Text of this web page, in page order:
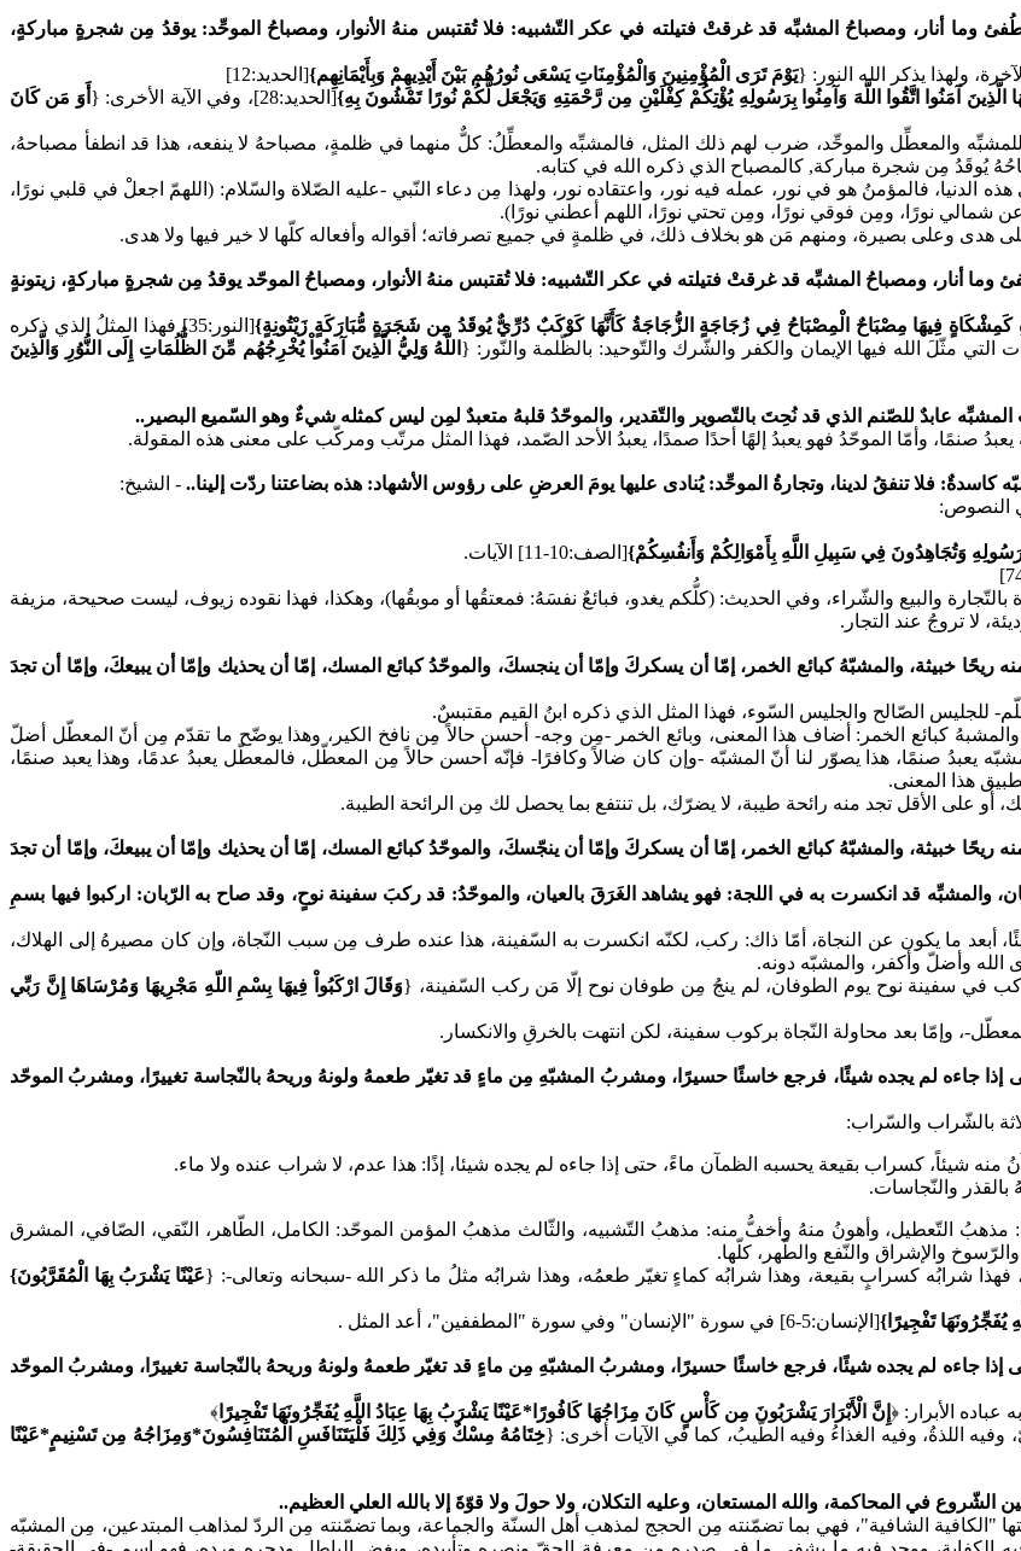
أنار، ومصباحُ المشبِّه قد غرقتْ فتيلته في عكر التّشبيه: فلا تُقتبس منهُ الأنوار، ومصباحُ الموحِّد: يوقدُ مِن شجرةٍ مباركةٍ،
ولهذا يذكر الله النور: {يَوْمَ تَرَى الْمُؤْمِنِينَ وَالْمُؤْمِنَاتِ يَسْعَى نُورُهُم بَيْنَ أَيْدِيهِمْ وَبِأَيْمَانِهِم}[الحديد:12]
الَّذِينَ آمَنُوا اتَّقُوا اللَّهَ وَآمِنُوا بِرَسُولِهِ يُؤْتِكُمْ كِفْلَيْنِ مِن رَّحْمَتِهِ وَيَجْعَل لَّكُمْ نُورًا تَمْشُونَ بِهِ}[الحديد:28]، وفي الآية الأخرى: { أَوَ مَن كَانَ
والمعطِّل والموحِّد، ضرب لهم ذلك المثل، فالمشبِّه والمعطِّلُ: كلٌّ منهما في ظلمةٍ، مصباحهُ لا ينفعه، هذا قد انطفأ مصباحهُ،
يُوقَدُ مِن شجرة مباركة, كالمصباح الذي ذكره الله في كتابه.
الدنيا، فالمؤمنُ هو في نور، عمله فيه نور، واعتقاده نور، ولهذا مِن دعاء النّبي -عليه الصّلاة والسّلام: (اللهمّ اجعلْ في قلبي نورًا،
نورًا، ومِن فوقي نورًا، ومِن تحتي نورًا، اللهم أعطني نورًا).
وعلى بصيرة، ومنهم مَن هو بخلاف ذلك، في ظلمةٍ في جميع تصرفاته؛ أقواله وأفعاله كلّها لا خير فيها ولا هدى.
أنار، ومصباحُ المشبِّه قد غرقتْ فتيلته في عكر التّشبيه: فلا تُقتبس منهُ الأنوار، ومصباحُ الموحّد يوقدُ مِن شجرةٍ مباركةٍ، زيتونةٍ
كَمِشْكَاةٍ فِيهَا مِصْبَاحٌ الْمِصْبَاحُ فِي زُجَاجَةٍ الزُّجَاجَةُ كَأَنَّهَا كَوْكَبٌ دُرِّيٌّ يُوقَدُ مِن شَجَرَةٍ مُّبَارَكَةٍ زَيْتُونِةٍ}
[النور:35] فهذا المثلُ الذي ذكره
مثّلَ الله فيها الإيمان والكفر والشّرك والتّوحيد: بالظّلمة والنّور: { اللّهُ وَلِيُّ الَّذِينَ آمَنُواْ يُخْرِجُهُم مِّنَ الظُّلُمَاتِ إِلَى النُّوُرِ وَالَّذِينَ
عابدٌ للصّنم الذي قد نُحِتَ بالتّصوير والتّقدير، والموحّدُ قلبهُ متعبدٌ لمِن ليس كمثله شيءٌ وهو السّميع البصير..
وأمّا الموحّدُ فهو يعبدُ إلهًا أحدًا صمدًا، يعبدُ الأحد الصّمد، فهذا المثل مرتّب ومركّب على معنى هذه المقولة.
كاسدةٌ: فلا تنفقُ لدينا، وتجارةُ الموحِّد: يُنادى عليها يومَ العرضِ على رؤوس الأشهاد: هذه بضاعتنا ردّت إلينا.. - الشيخ:
النصوص:
وَتُجَاهِدُونَ فِي سَبِيلِ اللَّهِ بِأَمْوَالِكُمْ وَأَنفُسِكُمْ}[الصف:10-11] الآيات.
والبيع والشّراء، وفي الحديث: (كلُّكم يغدو، فبائعٌ نفسَهُ: فمعتقُها أو موبقُها)، وهكذا، فهذا نقوده زيوف، ليست صحيحة، مزيفة
لا تروجُ عند التجار.
ريحًا خبيثة، والمشبّهُ كبائع الخمر، إمّا أن يسكركَ وإمّا أن ينجسكَ، والموحّدُ كبائع المسك، إمّا أن يحذيك وإمّا أن يبيعكَ، وإمّا أن تجدَ
للجليس الصّالح والجليس السّوء، فهذا المثل الذي ذكره ابنُ القيم مقتبسٌ.
والمشبهُ كبائع الخمر: أضاف هذا المعنى، وبائع الخمر -مِن وجه- أحسن حالاً مِن نافخ الكير، وهذا يوضّح ما تقدّم مِن أنّ المعطّل أضلّ
يعبدُ صنمًا، هذا يصوّر لنا أنّ المشبّه -وإن كان ضالاً وكافرًا- فإنّه أحسن حالاً مِن المعطّل، فالمعطّل يعبدُ عدمًا، وهذا يعبد صنمًا،
هذا المعنى.
أو على الأقل تجد منه رائحة طيبة، لا يضرّك، بل تنتفع بما يحصل لك مِن الرائحة الطيبة.
ريحًا خبيثة، والمشبّهُ كبائع الخمر، إمّا أن يسكركَ وإمّا أن ينجّسكَ، والموحّدُ كبائع المسك، إمّا أن يحذيك وإمّا أن يبيعكَ، وإمّا أن تجدَ
والمشبِّه قد انكسرت به في اللجة: فهو يشاهد الغَرَقَ بالعيان، والموحّدُ: قد ركبَ سفينة نوحٍ، وقد صاح به الرّبان: اركبوا فيها بسمِ
أبعد ما يكون عن النجاة، أمّا ذاك: ركب، لكنّه انكسرت به السّفينة، هذا عنده طرف مِن سبب النّجاة، وإن كان مصيرهُ إلى الهلاك،
وأضلّ وأكفر، والمشبّه دونه.
في سفينة نوح يوم الطوفان، لم ينجُ مِن طوفان نوح إلّا مَن ركب السّفينة، {وَقَالَ ارْكَبُواْ فِيهَا بِسْمِ اللّهِ مَجْرِيهَا وَمُرْسَاهَا إِنَّ رَبِّي
، وإمّا بعد محاولة النّجاة بركوب سفينة، لكن انتهت بالخرقِ والانكسار.
جاءه لم يجده شيئًا، فرجع خاسئًا حسيرًا، ومشربُ المشبّهِ مِن ماءٍ قد تغيّر طعمهُ ولونهُ وريحهُ بالنّجاسة تغييرًا، ومشربُ الموحّد
بالشّراب والسّراب:
شيئاً، كسراب بقيعة يحسبه الظمآن ماءً، حتى إذا جاءه لم يجده شيئا، إذًا: هذا عدم، لا شراب عنده ولا ماء.
بالقذر والنّجاسات.
مذهبُ التّعطيل، وأهونُ منهُ وأخفُّ منه: مذهبُ التّشبيه، والثّالث مذهبُ المؤمن الموحّد: الكامل، الطّاهر، النّقي، الصّافي، المشرق
والإشراق والنّفع والطّهر، كلّها.
فهذا شرابُه كسرابٍ بقيعة، وهذا شرابُه كماءٍ تغيّر طعمُه، وهذا شرابُه مثلُ ما ذكر الله -سبحانه وتعالى-: {عَيْنًا يَشْرَبُ بِهَا الْمُقَرَّبُونَ}
تَفْجِيرًا}[الإنسان:5-6] في سورة "الإنسان" وفي سورة "المطففين"، أعد المثل .
جاءه لم يجده شيئًا، فرجع خاسئًا حسيرًا، ومشربُ المشبّهِ مِن ماءٍ قد تغيّر طعمهُ ولونهُ وريحهُ بالنّجاسة تغييرًا، ومشربُ الموحّد
الأبرار: ﴿ إِنَّ الْأَبْرَارَ يَشْرَبُونَ مِن كَأْسٍ كَانَ مِزَاجُهَا كَافُورًا*عَيْنًا يَشْرَبُ بِهَا عِبَادُ اللَّهِ يُفَجِّرُونَهَا تَفْجِيرًا ﴾
اللذةُ، وفيه الغذاءُ وفيه الطّيبُ، كما في الآيات أخرى: {خِتَامُهُ مِسْكٌ وَفِي ذَلِكَ فَلْيَتَنَافَسِ الْمُتَنَافِسُونَ*وَمِزَاجُهُ مِن تَسْنِيمٍ*عَيْنًا
الشّروع في المحاكمة، والله المستعان، وعليه التكلان، ولا حولَ ولا قوّةَ إلا بالله العلي العظيم..
"الكافية الشافية"، فهي بما تضمّنته مِن الحجج لمذهب أهل السنّة والجماعة، وبما تضمّنته مِن الردّ لمذاهب المبتدعين، مِن المشبّه